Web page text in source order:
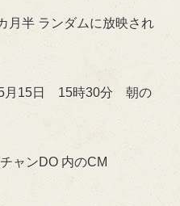
月半 ランダムに放映され
月15日 15時30分 朝の
ャンDO 内のCM